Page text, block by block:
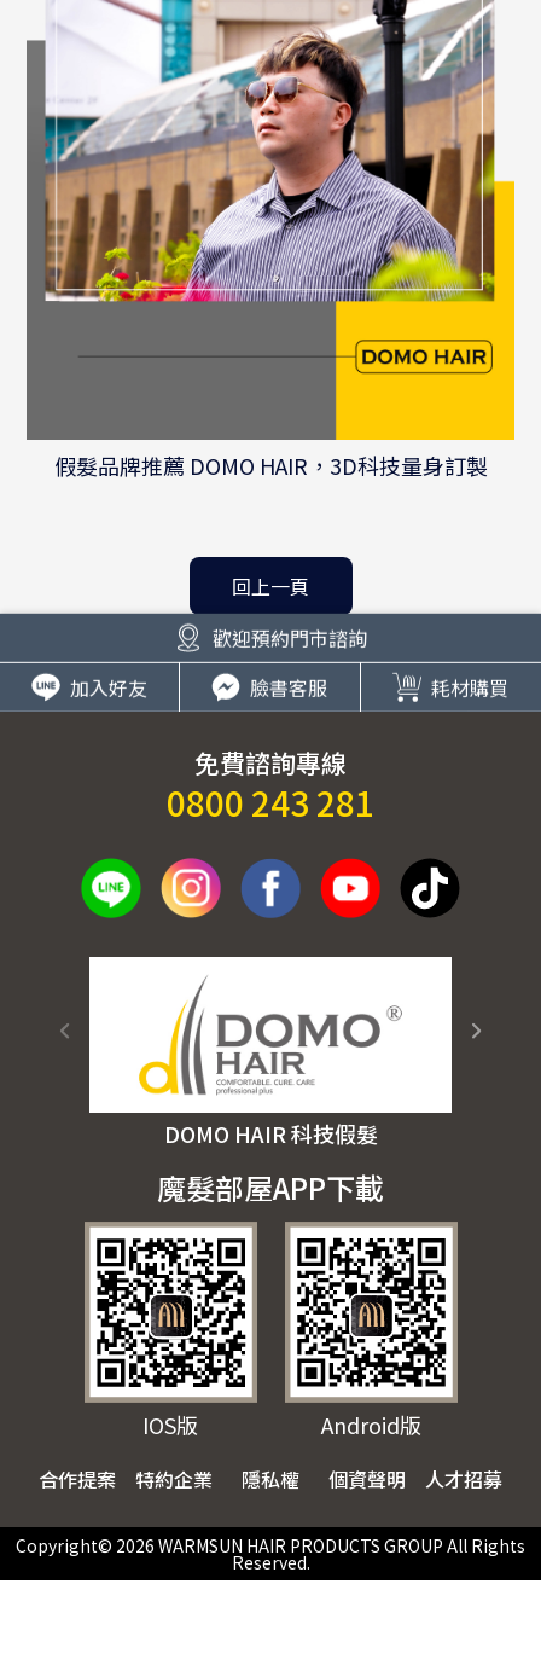
假髮品牌推薦 DOMO HAIR，3D科技量身訂製
回上一頁
歡迎預約門市諮詢
加入好友
臉書客服 耗材購買
免費諮詢專線
0800 243 281
魔髮部屋APP下載
IOS版 Android版
合作提案 特約企業 隱私權 個資聲明 人才招募
DOMO HAIR 科技假髮
Copyright© 2026 WARMSUN HAIR PRODUCTS GROUP All Rights
Reserved.